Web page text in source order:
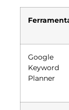
Google
Keyword
Planner